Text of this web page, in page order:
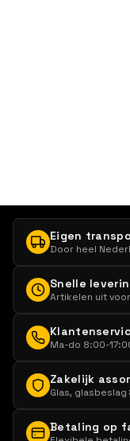
Eigen
Door heel
Snelle
Artikelen uit
Ma-do 8:00-
Zakelijk
Glas,
Betaling op